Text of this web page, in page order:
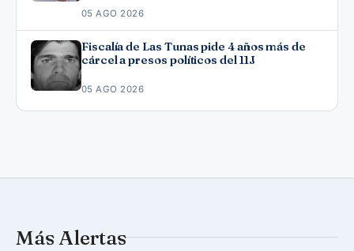
05 AGO 2026
Fiscalía de Las Tunas pide 4 años más de
cárcel a presos políticos del 11J
05 AGO 2026
Más Alertas